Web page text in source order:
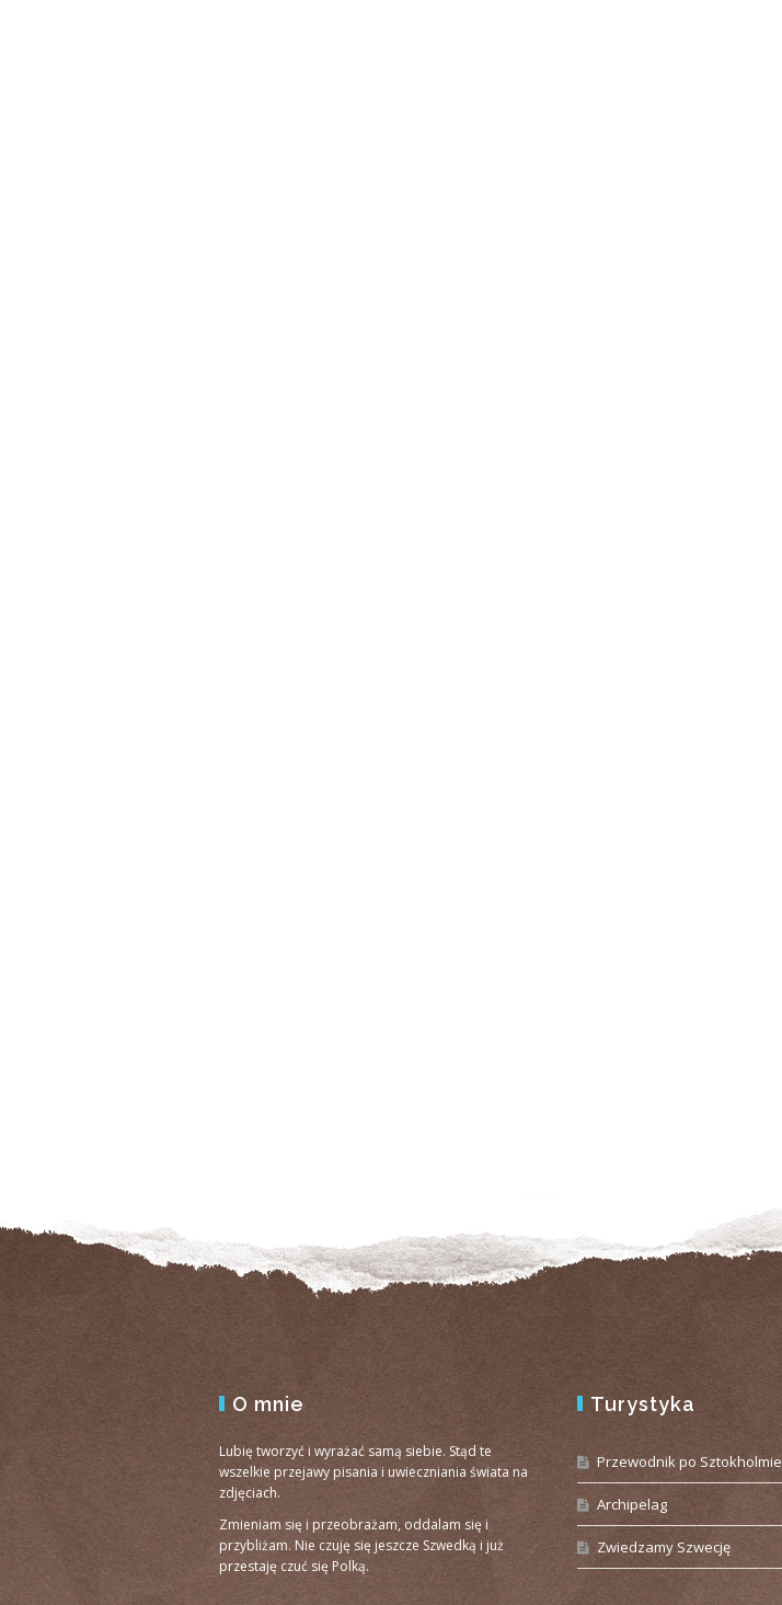
O mnie
Lubię tworzyć i wyrażać samą siebie. Stąd te
wszelkie przejawy pisania i uwieczniania świata na
zdjęciach.
Zmieniam się i przeobrażam, oddalam się i
przybliżam. Nie czuję się jeszcze Szwedką i już
przestaję czuć się Polką.
Turystyka
Przewodnik po Sztokholmie
Archipelag
Zwiedzamy Szwecję